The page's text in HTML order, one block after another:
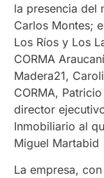
la presencia del
Carlos Montes;
Los Ríos y Los
CORMA
Madera21,
CORMA,
director
Inmobiliario al
Miguel Martabid
La empresa,